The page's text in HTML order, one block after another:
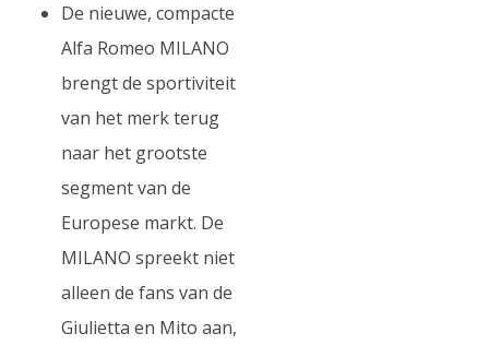
De nieuwe, compacte
Alfa Romeo MILANO
brengt de sportiviteit
van het merk terug
naar het grootste
segment van de
Europese markt. De
MILANO spreekt niet
alleen de fans van de
Giulietta en Mito aan,